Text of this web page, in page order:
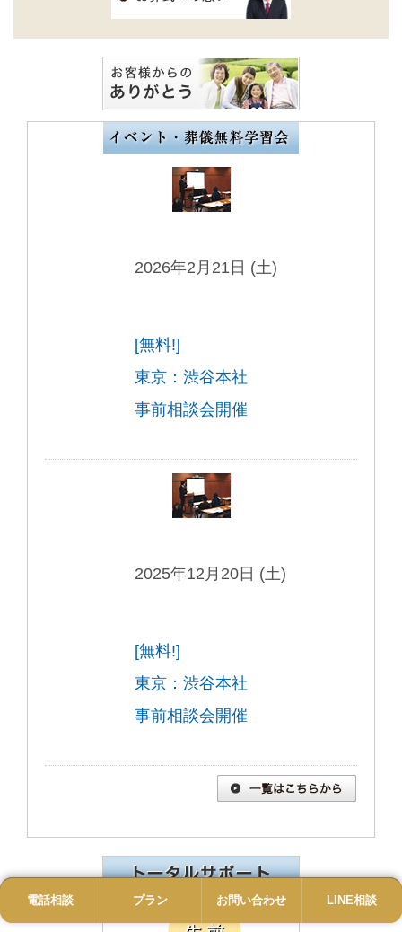
2026年2月21日 (土)
[無料!]
東京：渋谷本社
事前相談会開催
2025年12月20日 (土)
[無料!]
東京：渋谷本社
事前相談会開催
電話 プラン お問い合わせ LINE
電話相談 プラン お問い合わせ LINE相談